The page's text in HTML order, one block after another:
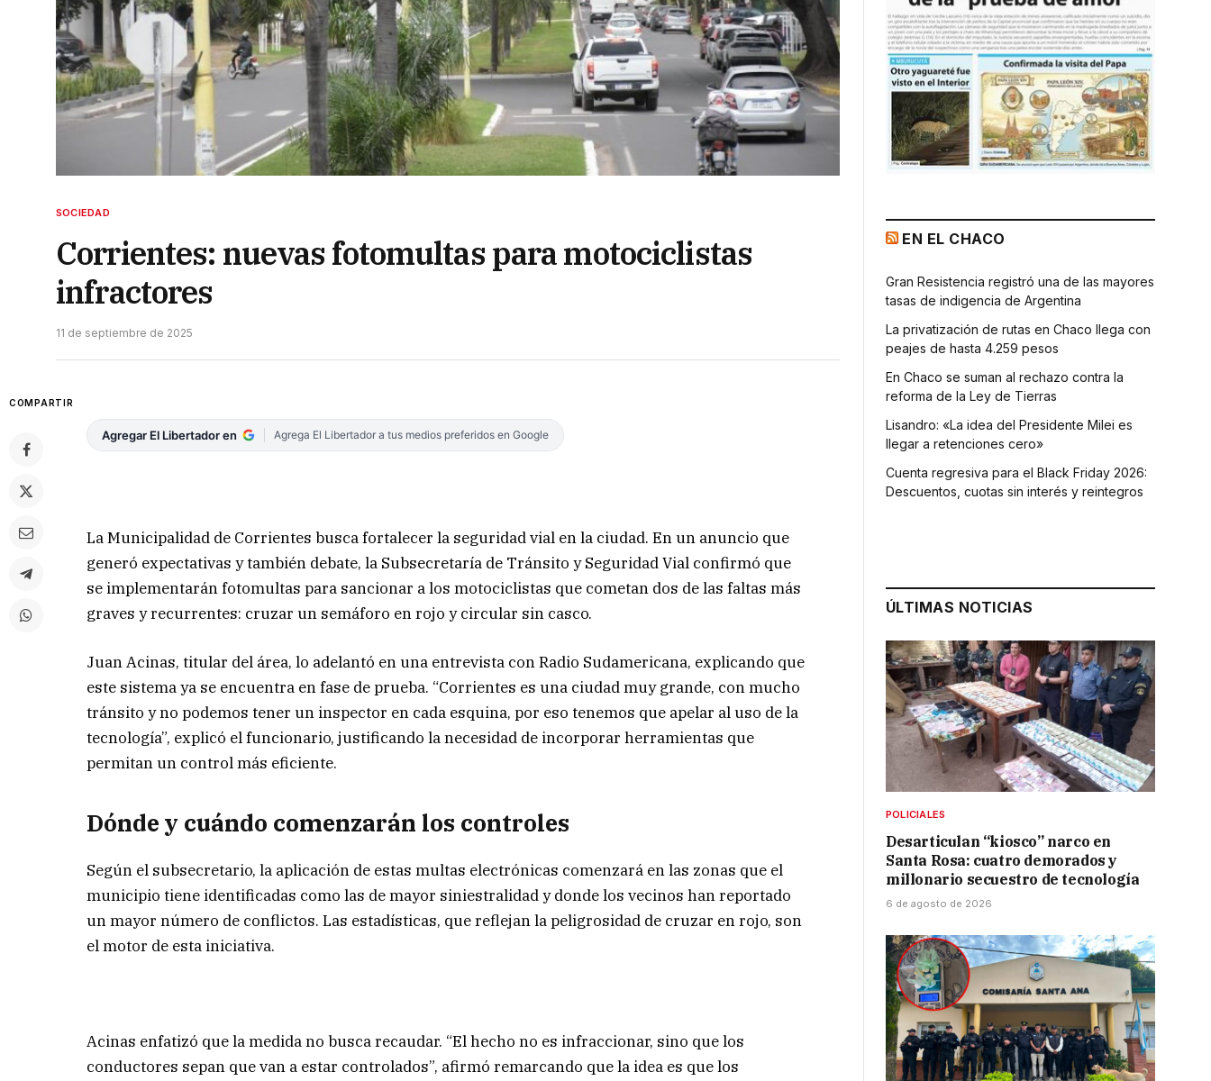
SOCIEDAD
Corrientes: nuevas fotomultas para motociclistas
infractores
11 de septiembre de 2025
COMPARTIR
Agregar El Libertador en Agrega El Libertador a tus medios preferidos en Google
La Municipalidad de Corrientes busca fortalecer la seguridad vial en la ciudad. En un anuncio que
generó expectativas y también debate, la Subsecretaría de Tránsito y Seguridad Vial confirmó que
se implementarán fotomultas para sancionar a los motociclistas que cometan dos de las faltas más
graves y recurrentes: cruzar un semáforo en rojo y circular sin casco.
Juan Acinas, titular del área, lo adelantó en una entrevista con Radio Sudamericana, explicando que
este sistema ya se encuentra en fase de prueba. “Corrientes es una ciudad muy grande, con mucho
tránsito y no podemos tener un inspector en cada esquina, por eso tenemos que apelar al uso de la
tecnología”, explicó el funcionario, justificando la necesidad de incorporar herramientas que
permitan un control más eficiente.
Dónde y cuándo comenzarán los controles
Según el subsecretario, la aplicación de estas multas electrónicas comenzará en las zonas que el
municipio tiene identificadas como las de mayor siniestralidad y donde los vecinos han reportado
un mayor número de conflictos. Las estadísticas, que reflejan la peligrosidad de cruzar en rojo, son
el motor de esta iniciativa.
Acinas enfatizó que la medida no busca recaudar. “El hecho no es infraccionar, sino que los
conductores sepan que van a estar controlados”, afirmó remarcando que la idea es que los
EN EL CHACO
Gran Resistencia registró una de las mayores
tasas de indigencia de Argentina
La privatización de rutas en Chaco llega con
peajes de hasta 4.259 pesos
En Chaco se suman al rechazo contra la
reforma de la Ley de Tierras
Lisandro: «La idea del Presidente Milei es
llegar a retenciones cero»
Cuenta regresiva para el Black Friday 2026:
Descuentos, cuotas sin interés y reintegros
ÚLTIMAS NOTICIAS
POLICIALES
Desarticulan “kiosco” narco en
Santa Rosa: cuatro demorados y
millonario secuestro de tecnología
6 de agosto de 2026